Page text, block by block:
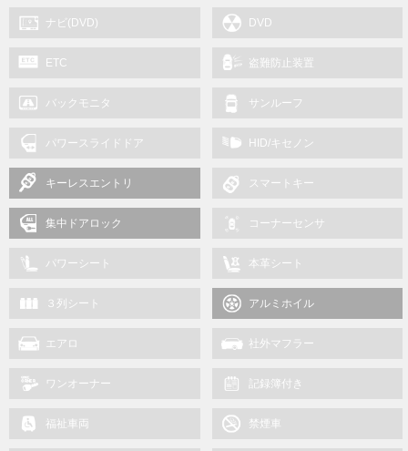
ナビ(DVD) DVD
ETC 盗難防止装置
バックモニタ サンルーフ
パワースライドドア HID/キセノン
キーレスエントリ スマートキー
集中ドアロック コーナーセンサ
パワーシート 本革シート
３列シート アルミホイル
エアロ 社外マフラー
ワンオーナー 記録簿付き
福祉車両 禁煙車